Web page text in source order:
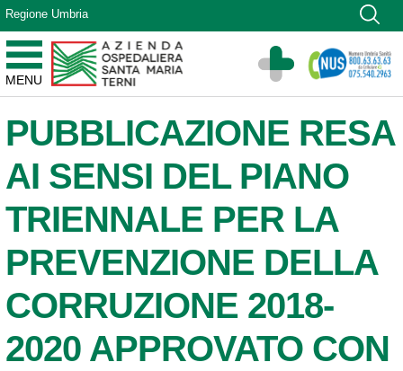
Vai ai contenuti
Vai al menu di navigazione
Vai al footer
Regione Umbria
MENU
Azienda Ospedaliera Santa Maria di Terni
Sito Istituzionale
PUBBLICAZIONE RESA
AI SENSI DEL PIANO
TRIENNALE PER LA
PREVENZIONE DELLA
CORRUZIONE 2018-
2020 APPROVATO CON